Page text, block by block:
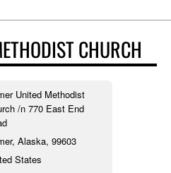
CHURCH
United Methodist
/n 770 East End
Alaska, 99603
States